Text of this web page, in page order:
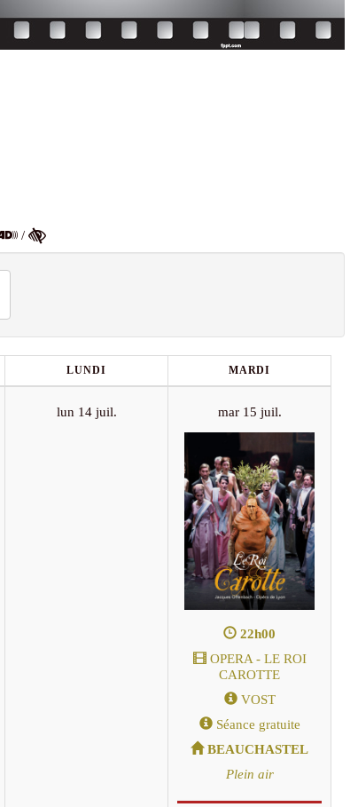
/
LUNDI MARDI
lun 14 juil. mar 15 juil.
22h00
OPERA - LE ROI
CAROTTE
VOST
Séance gratuite
BEAUCHASTEL
Plein air